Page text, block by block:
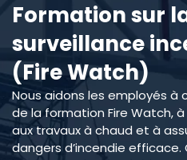
Formation sur
surveillance
(Fire Watch)
Nous aidons les employés à
de la formation Fire Watch,
aux travaux à chaud et à
dangers d’incendie